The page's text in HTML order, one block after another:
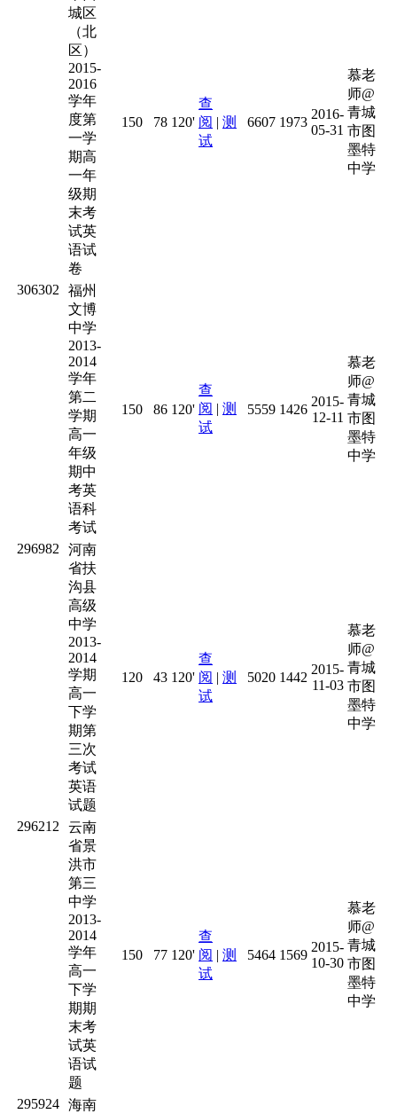
城区
（北
区）
2015-
2016
学年
度第
一学
期高
一年
级期
末考
试英
语试
卷
150 78 120'
查
阅 | 测
试
6607 1973
2016-
05-31
慕老
师@
青城
市图
墨特
中学
306302
福州
文博
中学
2013-
2014
学年
第二
学期
高一
年级
期中
考英
语科
考试
150 86 120'
查
阅 | 测
试
5559 1426
2015-
12-11
慕老
师@
青城
市图
墨特
中学
296982
河南
省扶
沟县
高级
中学
2013-
2014
学期
高一
下学
期第
三次
考试
英语
试题
120 43 120'
查
阅 | 测
试
5020 1442
2015-
11-03
慕老
师@
青城
市图
墨特
中学
296212
云南
省景
洪市
第三
中学
2013-
2014
学年
高一
下学
期期
末考
试英
语试
题
150 77 120'
查
阅 | 测
试
5464 1569
2015-
10-30
慕老
师@
青城
市图
墨特
中学
295924 海南